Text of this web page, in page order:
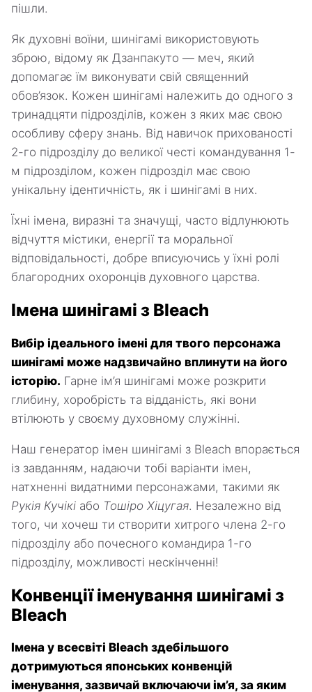
пішли.
Як духовні воїни, шинігамі використовують
зброю, відому як Дзанпакуто — меч, який
допомагає їм виконувати свій священний
обов’язок. Кожен шинігамі належить до одного з
тринадцяти підрозділів, кожен з яких має свою
особливу сферу знань. Від навичок прихованості
2-го підрозділу до великої честі командування 1-
м підрозділом, кожен підрозділ має свою
унікальну ідентичність, як і шинігамі в них.
Їхні імена, виразні та значущі, часто відлунюють
відчуття містики, енергії та моральної
відповідальності, добре вписуючись у їхні ролі
благородних охоронців духовного царства.
Імена шинігамі з Bleach
Вибір ідеального імені для твого персонажа
шинігамі може надзвичайно вплинути на його
історію. Гарне ім’я шинігамі може розкрити
глибину, хоробрість та відданість, які вони
втілюють у своєму духовному служінні.
Наш генератор імен шинігамі з Bleach впорається
із завданням, надаючи тобі варіанти імен,
натхненні видатними персонажами, такими як
Рукія Кучікі або Тошіро Хіцугая. Незалежно від
того, чи хочеш ти створити хитрого члена 2-го
підрозділу або почесного командира 1-го
підрозділу, можливості нескінченні!
Конвенції іменування шинігамі з
Bleach
Імена у всесвіті Bleach здебільшого
дотримуються японських конвенцій
іменування, зазвичай включаючи ім’я, за яким